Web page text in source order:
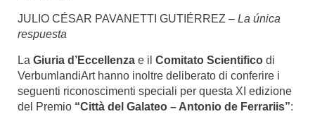
JULIO CÉSAR PAVANETTI GUTIÉRREZ – La única
respuesta
La Giuria d’Eccellenza e il Comitato Scientifico di
VerbumlandiArt hanno inoltre deliberato di conferire i
seguenti riconoscimenti speciali per questa XI edizione
del Premio “Città del Galateo – Antonio de Ferrariis”: